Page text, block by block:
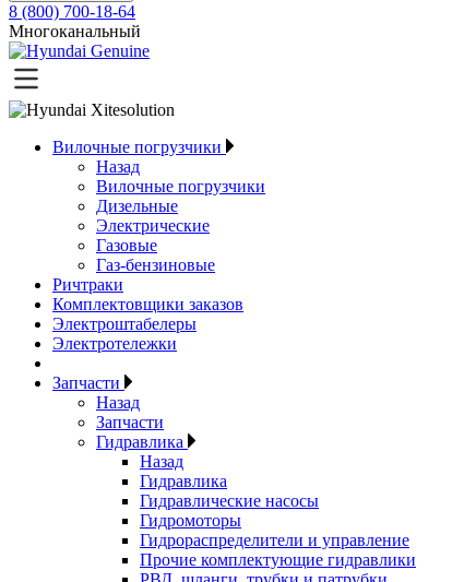
8 (800) 700-18-64
Многоканальный
Вилочные погрузчики
Назад
Вилочные погрузчики
Дизельные
Электрические
Газовые
Газ-бензиновые
Ричтраки
Комплектовщики заказов
Электроштабелеры
Электротележки
Запчасти
Назад
Запчасти
Гидравлика
Назад
Гидравлика
Гидравлические насосы
Гидромоторы
Гидрораспределители и управление
Прочие комплектующие гидравлики